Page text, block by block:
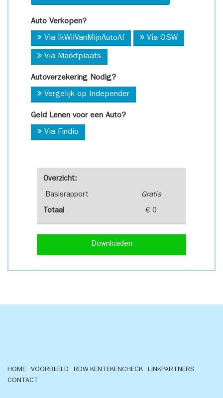
Overzicht:
Basisrapport Gratis
Totaal € 0
Downloaden
Auto Verkopen?
Via IkWilVanMijnAutoAf Via OSW
Via Marktplaats
Autoverzekering Nodig?
Vergelijk op Independer
Geld Lenen voor een Auto?
Via Findio
HOME VOORBEELD RDW KENTEKENCHECK
LINKPARTNERS
CONTACT